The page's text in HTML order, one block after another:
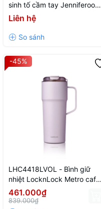
sinh tố cầm tay Jenniferoom
Portable blender DC 7.4 V,
75 W, 2000 mAh x 2, 470 ml
- Màu cam
Liên hệ
-45%
LHC4418LVOL - Bình giữ
nhiệt LocknLock Metro cafe
handle 750ml - Màu tím nhạt
461.000₫
839.000₫